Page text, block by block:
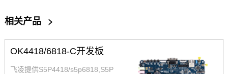
相关产品 >
OK4418/6818-C开发板
飞凌提供S5P4418/s5p6818,S5P